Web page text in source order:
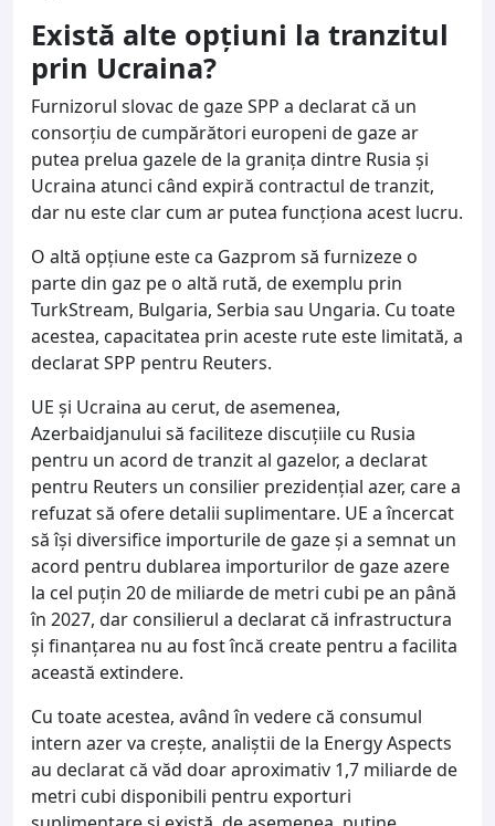
Există alte opțiuni la tranzitul
prin Ucraina?
Furnizorul slovac de gaze SPP a declarat că un
consorţiu de cumpărători europeni de gaze ar
putea prelua gazele de la graniţa dintre Rusia şi
Ucraina atunci când expiră contractul de tranzit,
dar nu este clar cum ar putea funcţiona acest lucru.
O altă opţiune este ca Gazprom să furnizeze o
parte din gaz pe o altă rută, de exemplu prin
TurkStream, Bulgaria, Serbia sau Ungaria. Cu toate
acestea, capacitatea prin aceste rute este limitată, a
declarat SPP pentru Reuters.
UE şi Ucraina au cerut, de asemenea,
Azerbaidjanului să faciliteze discuţiile cu Rusia
pentru un acord de tranzit al gazelor, a declarat
pentru Reuters un consilier prezidenţial azer, care a
refuzat să ofere detalii suplimentare. UE a încercat
să îşi diversifice importurile de gaze şi a semnat un
acord pentru dublarea importurilor de gaze azere
la cel puţin 20 de miliarde de metri cubi pe an până
în 2027, dar consilierul a declarat că infrastructura
şi finanţarea nu au fost încă create pentru a facilita
această extindere.
Cu toate acestea, având în vedere că consumul
intern azer va creşte, analiştii de la Energy Aspects
au declarat că văd doar aproximativ 1,7 miliarde de
metri cubi disponibili pentru exporturi